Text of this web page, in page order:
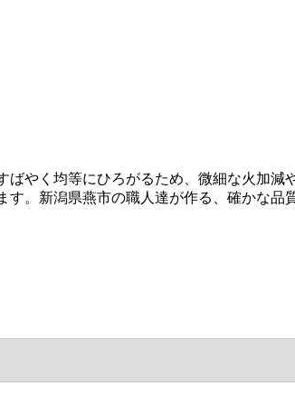
やく均等にひろがるため、微細な火加
。新潟県燕市の職人達が作る、確かな品